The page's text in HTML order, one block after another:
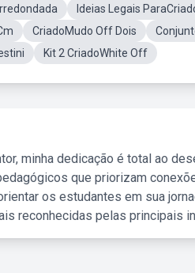
Ideias Legais
CriadoMudo Off Dois
Kit 2 CriadoWhite Off
minha dedicação é total ao
que priorizam
os estudantes em sua
reconhecidas pelas principais